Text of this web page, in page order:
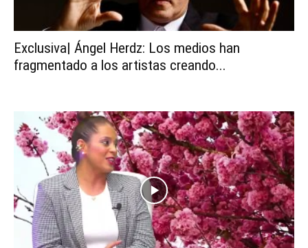
Exclusiva| Ángel Herdz: Los medios han
fragmentado a los artistas creando...